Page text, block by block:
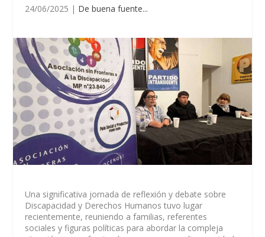
24/06/2025 | De buena fuente...
Una significativa jornada de reflexión y debate sobre
Discapacidad y Derechos Humanos tuvo lugar
recientemente, reuniendo a familias, referentes
sociales y figuras políticas para abordar la compleja